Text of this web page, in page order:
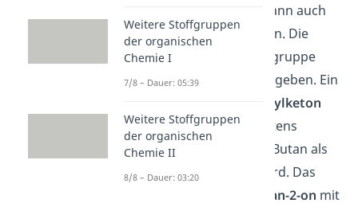
hat, kann auch
die Endung-phenon haben. Die
genaue Position der Ketogruppe
wird durch eine Zahl angegeben. Ein
Methylethylketon
(MEK), welches aber meistens
basierend auf dem Alkan Butan als
Butan-2-onbezeichnet wird. Das
Propan-2-on mit
Weitere Stoffgruppen
der organischen
Chemie I
7/8 – Dauer: 05:39
Weitere Stoffgruppen
der organischen
Chemie II
8/8 – Dauer: 03:20